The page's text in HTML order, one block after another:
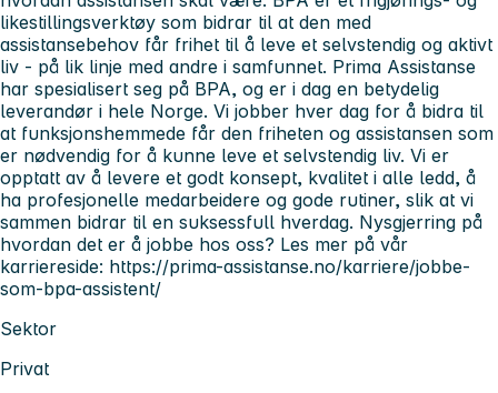
likestillingsverktøy som bidrar til at den med
assistansebehov får frihet til å leve et selvstendig og aktivt
liv - på lik linje med andre i samfunnet. Prima Assistanse
har spesialisert seg på BPA, og er i dag en betydelig
leverandør i hele Norge. Vi jobber hver dag for å bidra til
at funksjonshemmede får den friheten og assistansen som
er nødvendig for å kunne leve et selvstendig liv. Vi er
opptatt av å levere et godt konsept, kvalitet i alle ledd, å
ha profesjonelle medarbeidere og gode rutiner, slik at vi
sammen bidrar til en suksessfull hverdag. Nysgjerring på
hvordan det er å jobbe hos oss? Les mer på vår
karriereside: https://prima-assistanse.no/karriere/jobbe-
som-bpa-assistent/
Sektor
Privat